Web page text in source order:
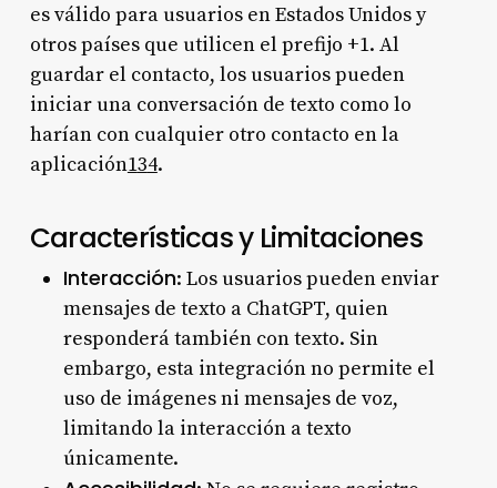
es válido para usuarios en Estados Unidos y
otros países que utilicen el prefijo +1. Al
guardar el contacto, los usuarios pueden
iniciar una conversación de texto como lo
harían con cualquier otro contacto en la
aplicación134.
Características y Limitaciones
Interacción: Los usuarios pueden enviar
mensajes de texto a ChatGPT, quien
responderá también con texto. Sin
embargo, esta integración no permite el
uso de imágenes ni mensajes de voz,
limitando la interacción a texto
únicamente.